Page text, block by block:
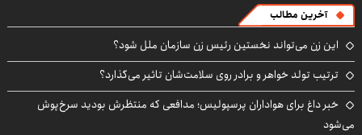
آخرین مطالب
این زن می‌تواند نخستین رئیس زن سازمان ملل شود؟
ترتیب تولد خواهر و برادر روی سلامت‌شان تاثیر می‌گذارد؟
خبر داغ برای هواداران پرسپولیس؛ مدافعی که منتظرش بودید سرخ‌پوش
می‌شود